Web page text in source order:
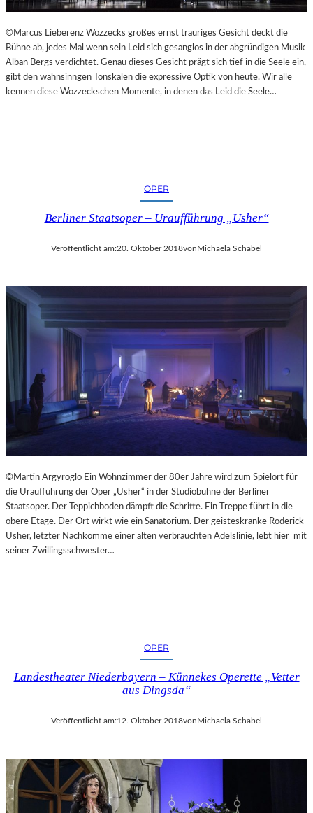
L
S
Ä
U
L
E
G
©Marcus Lieberenz Wozzecks großes ernst trauriges Gesicht deckt die
Bühne ab, jedes Mal wenn sein Leid sich gesanglos in der abgründigen Musik
Alban Bergs verdichtet. Genau dieses Gesicht prägt sich tief in die Seele ein,
gibt den wahnsinngen Tonskalen die expressive Optik von heute. Wir alle
kennen diese Wozzeckschen Momente, in denen das Leid die Seele…
OPER
Berliner Staatsoper – Uraufführung „Usher“
Veröffentlicht am:20. Oktober 2018vonMichaela Schabel
©Martin Argyroglo Ein Wohnzimmer der 80er Jahre wird zum Spielort für
die Uraufführung der Oper „Usher“ in der Studiobühne der Berliner
Staatsoper. Der Teppichboden dämpft die Schritte. Ein Treppe führt in die
obere Etage. Der Ort wirkt wie ein Sanatorium. Der geisteskranke Roderick
Usher, letzter Nachkomme einer alten verbrauchten Adelslinie, lebt hier mit
seiner Zwillingsschwester…
OPER
Landestheater Niederbayern – Künnekes Operette „Vetter
aus Dingsda“
Veröffentlicht am:12. Oktober 2018von Michaela Schabel